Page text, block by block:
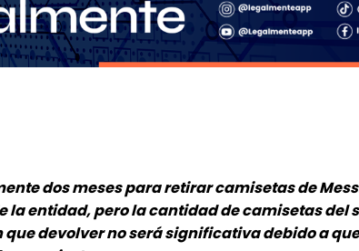
dos meses para retirar camisetas de
la entidad, pero la cantidad de camisetas del
que devolver no será significativa debido a que